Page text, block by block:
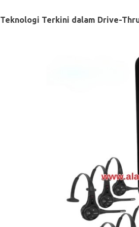
Teknologi Terkini dalam Drive-